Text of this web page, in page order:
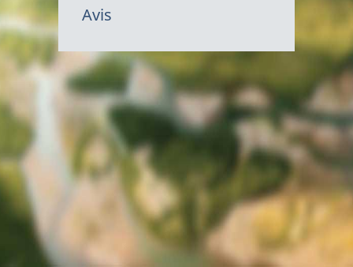
Avis
Canada